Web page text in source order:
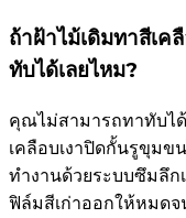
ถ้าฝ้าไม้เดิมทาสีเค
ทับได้เลยไหม?
คุณไม่สามารถทาทับไ
เคลือบเงาปิดกั้นรูขุม
ทำงานด้วยระบบซึมลึก
ฟิล์มสีเก่าออกให้หมดจ